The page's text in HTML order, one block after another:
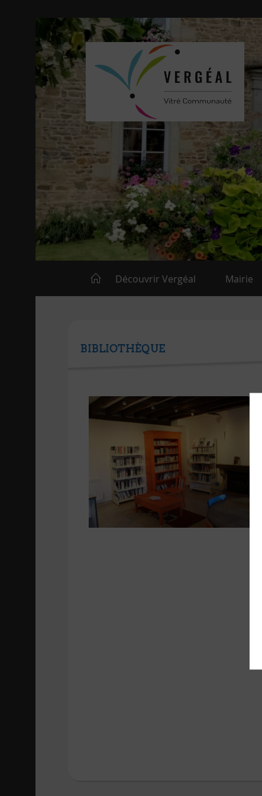
Découvrir Vergéal Mairie
BIBLIOTHÈQUE